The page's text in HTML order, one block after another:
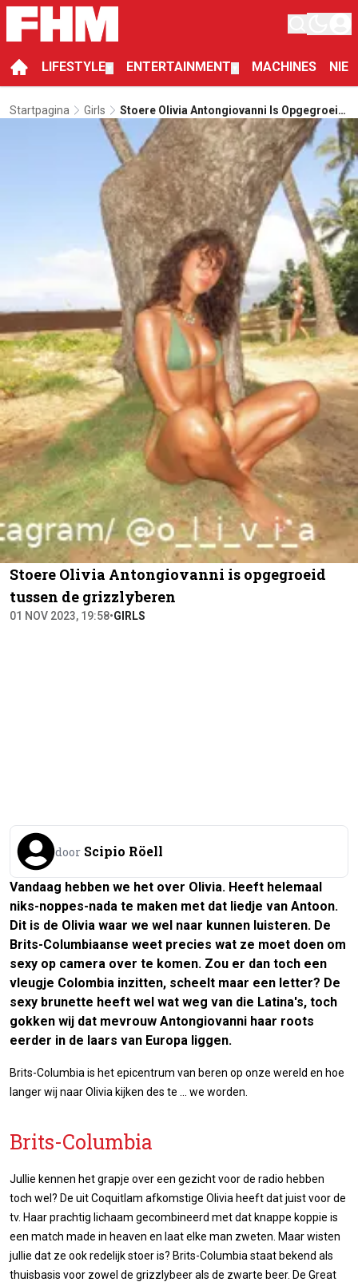
LIFESTYLE ENTERTAINMENT MACHINES
Startpagina Girls
Stoere Olivia Antongiovanni Is Opgegroeid
Tussen De Grizzlyberen
Stoere Olivia Antongiovanni is opgegroeid
tussen de grizzlyberen
01 NOV 2023, 19:58•GIRLS
door Scipio Röell
Vandaag hebben we het over Olivia. Heeft helemaal
niks-noppes-nada te maken met dat liedje van Antoon.
Dit is de Olivia waar we wel naar kunnen luisteren. De
Brits-Columbiaanse weet precies wat ze moet doen om
sexy op camera over te komen. Zou er dan toch een
vleugje Colombia inzitten, scheelt maar een letter? De
sexy brunette heeft wel wat weg van die Latina's, toch
gokken wij dat mevrouw Antongiovanni haar roots
eerder in de laars van Europa liggen.
Brits-Columbia is het epicentrum van beren op onze wereld en hoe
langer wij naar Olivia kijken des te ... we worden.
Brits-Columbia
Jullie kennen het grapje over een gezicht voor de radio hebben
toch wel? De uit Coquitlam afkomstige Olivia heeft dat juist voor de
tv. Haar prachtig lichaam gecombineerd met dat knappe koppie is
een match made in heaven en laat elke man zweten. Maar wisten
jullie dat ze ook redelijk stoer is? Brits-Columbia staat bekend als
thuisbasis voor zowel de grizzlybeer als de zwarte beer. De Great